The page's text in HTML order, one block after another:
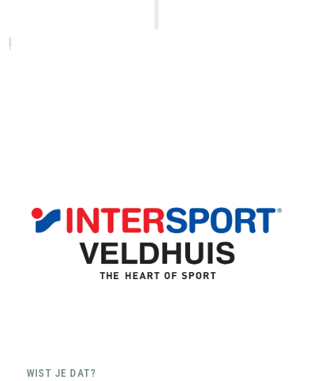
WIST JE DAT?